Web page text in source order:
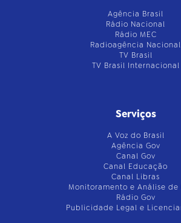
Agência Brasil
Rádio Nacional
Rádio MEC
Radioagência Nacional
TV Brasil
TV Brasil Internacional
Serviços
A Voz do Brasil
Agência Gov
Canal Gov
Canal Educação
Canal Libras
Monitoramento e Análise de
Rádio Gov
Publicidade Legal e